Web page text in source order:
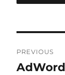
PREVIOUS
Previous